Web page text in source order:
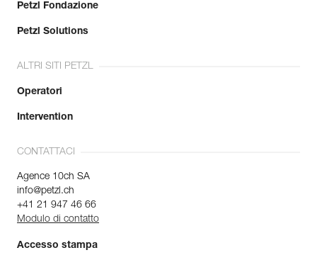
Petzl Fondazione
Petzl Solutions
ALTRI SITI PETZL
Operatori
Intervention
CONTATTACI
Agence 10ch SA
info@petzl.ch
+41 21 947 46 66
Modulo di contatto
Accesso stampa